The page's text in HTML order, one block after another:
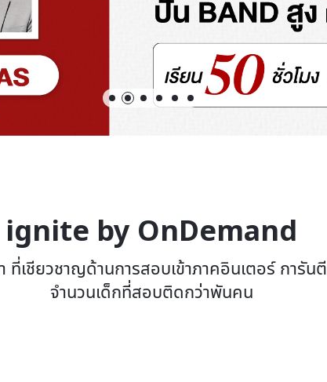
ignite by OnDemand
ที่เชียวชาญด้านการสอบเข้าภาคอินเตอร์ การัน
จำนวนเด็กที่สอบติดกว่าพันคน